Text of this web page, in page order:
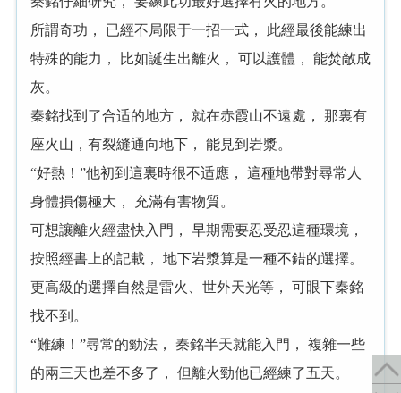
所謂奇功， 已經不局限于一招一式， 此經最後能練出
特殊的能力， 比如誕生出離火， 可以護體， 能焚敵成
灰。
秦銘找到了合适的地方， 就在赤霞山不遠處， 那裏有
座火山，有裂縫通向地下， 能見到岩漿。
“好熱！”他初到這裏時很不适應， 這種地帶對尋常人
身體損傷極大， 充滿有害物質。
可想讓離火經盡快入門， 早期需要忍受忍這種環境，
按照經書上的記載， 地下岩漿算是一種不錯的選擇。
更高級的選擇自然是雷火、世外天光等， 可眼下秦銘
找不到。
“難練！”尋常的勁法， 秦銘半天就能入門， 複雜一些
的兩三天也差不多了， 但離火勁他已經練了五天。